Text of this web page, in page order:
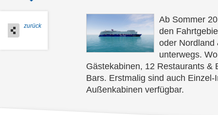
zurück
Ab Sommer
den
oder Nordland
unterwegs.
Gästekabinen, 12 Restaurants &
Bars. Erstmalig sind auch
Außenkabinen verfügbar.